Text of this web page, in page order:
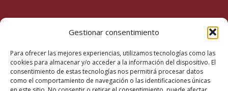
Gestionar consentimiento
Para ofrecer las mejores experiencias, utilizamos tecnologías como las
cookies para almacenar y/o acceder a la información del dispositivo. El
consentimiento de estas tecnologías nos permitirá procesar datos
como el comportamiento de navegación o las identificaciones únicas
Misión, visión y valores
Actualidad